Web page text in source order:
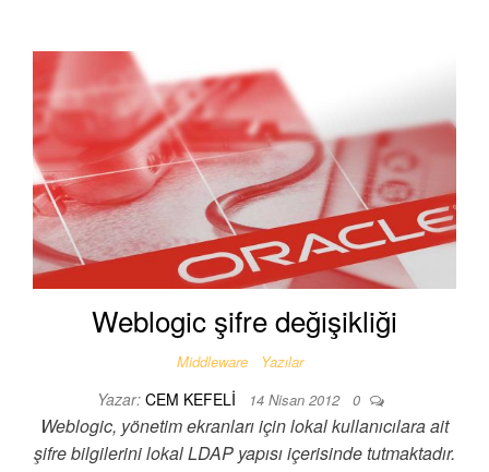
Weblogic şifre değişikliği
Middleware Yazılar
Yazar: CEM KEFELI 14 Nisan 2012 0
Weblogic, yönetim ekranları için lokal kullanıcılara ait
şifre bilgilerini lokal LDAP yapısı içerisinde tutmaktadır.